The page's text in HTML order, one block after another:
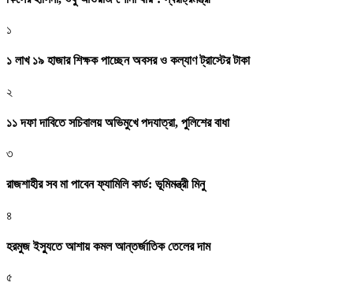
১
১ লাখ ১৯ হাজার শিক্ষক পাচ্ছেন অবসর ও কল্যাণ ট্রাস্টের টাকা
২
১১ দফা দাবিতে সচিবালয় অভিমুখে পদযাত্রা, পুলিশের বাধা
৩
রাজশাহীর সব মা পাবেন ফ্যামিলি কার্ড: ভূমিমন্ত্রী মিনু
৪
হরমুজ ইস্যুতে আশায় কমল আন্তর্জাতিক তেলের দাম
৫